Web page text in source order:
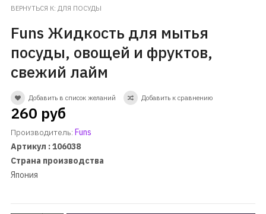
ВЕРНУТЬСЯ К: ДЛЯ ПОСУДЫ
Funs Жидкость для мытья
посуды, овощей и фруктов,
свежий лайм
Добавить в список желаний Добавить к сравнению
260 руб
Производитель: Funs
Артикул : 106038
Страна производства
Япония